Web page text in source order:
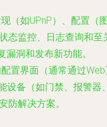
（如UPnP）、配置（
态监控、日志查询和至
漏洞和发布新功能。
置界面（通常通过
设备（如门禁、报警器
防解决方案。